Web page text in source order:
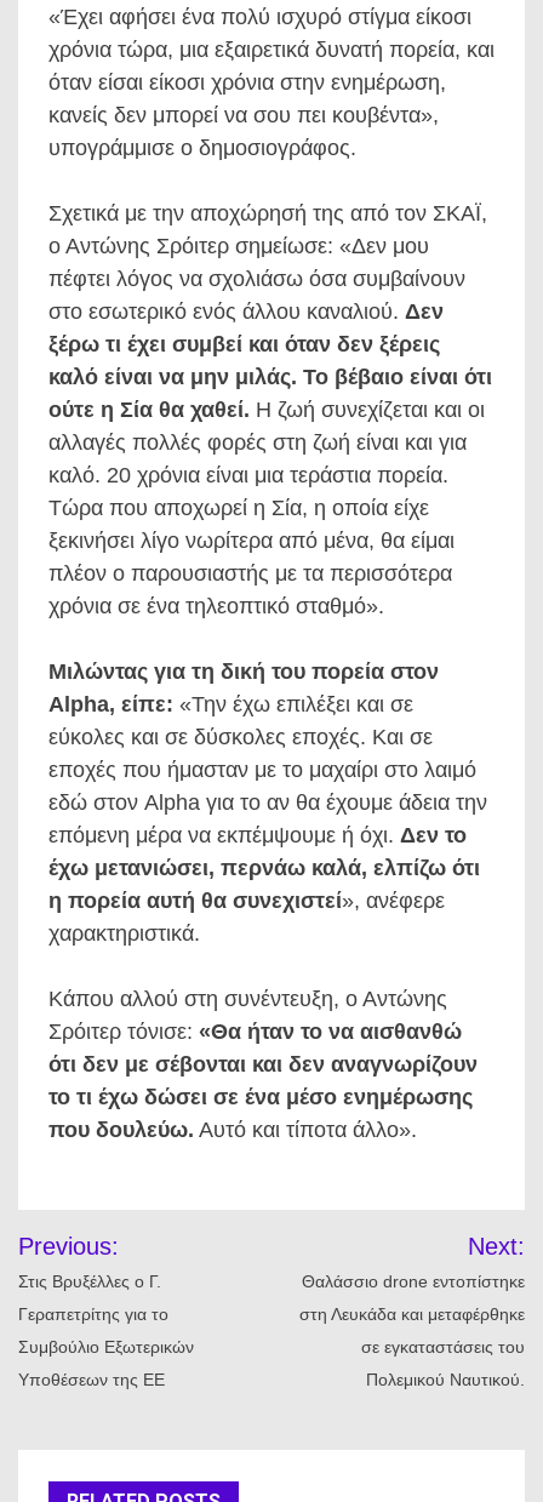
«Έχει αφήσει ένα πολύ ισχυρό στίγμα είκοσι
χρόνια τώρα, μια εξαιρετικά δυνατή πορεία, και
όταν είσαι είκοσι χρόνια στην ενημέρωση,
κανείς δεν μπορεί να σου πει κουβέντα»,
υπογράμμισε ο δημοσιογράφος.
Σχετικά με την αποχώρησή της από τον ΣΚΑΪ,
ο Αντώνης Σρόιτερ σημείωσε: «Δεν μου
πέφτει λόγος να σχολιάσω όσα συμβαίνουν
στο εσωτερικό ενός άλλου καναλιού. Δεν
ξέρω τι έχει συμβεί και όταν δεν ξέρεις
καλό είναι να μην μιλάς. Το βέβαιο είναι ότι
ούτε η Σία θα χαθεί. Η ζωή συνεχίζεται και οι
αλλαγές πολλές φορές στη ζωή είναι και για
καλό. 20 χρόνια είναι μια τεράστια πορεία.
Τώρα που αποχωρεί η Σία, η οποία είχε
ξεκινήσει λίγο νωρίτερα από μένα, θα είμαι
πλέον ο παρουσιαστής με τα περισσότερα
χρόνια σε ένα τηλεοπτικό σταθμό».
Μιλώντας για τη δική του πορεία στον
Alpha, είπε: «Την έχω επιλέξει και σε
εύκολες και σε δύσκολες εποχές. Και σε
εποχές που ήμασταν με το μαχαίρι στο λαιμό
εδώ στον Alpha για το αν θα έχουμε άδεια την
επόμενη μέρα να εκπέμψουμε ή όχι. Δεν το
έχω μετανιώσει, περνάω καλά, ελπίζω ότι
η πορεία αυτή θα συνεχιστεί», ανέφερε
χαρακτηριστικά.
Κάπου αλλού στη συνέντευξη, ο Αντώνης
Σρόιτερ τόνισε: «Θα ήταν το να αισθανθώ
ότι δεν με σέβονται και δεν αναγνωρίζουν
το τι έχω δώσει σε ένα μέσο ενημέρωσης
που δουλεύω. Αυτό και τίποτα άλλο».
άρθρων
Previous:
Στις Βρυξέλλες ο Γ.
Γεραπετρίτης για το
Συμβούλιο Εξωτερικών
Υποθέσεων της ΕΕ
Next:
Θαλάσσιο drone εντοπίστηκε
στη Λευκάδα και μεταφέρθηκε
σε εγκαταστάσεις του
Πολεμικού Ναυτικού.